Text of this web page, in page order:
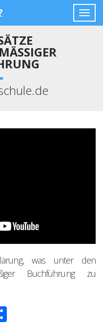
B
was unter den
Buchführung zu